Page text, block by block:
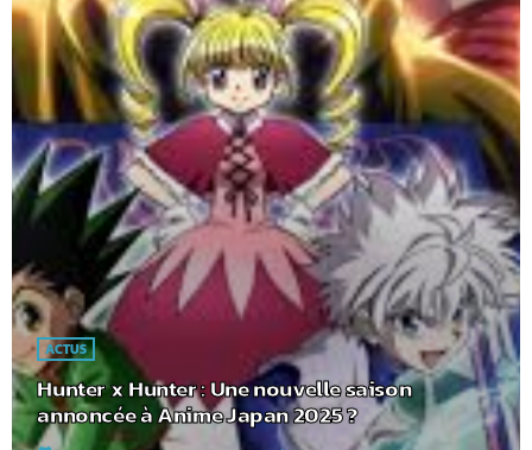
ACTUS
Hunter x Hunter : Une nouvelle saison
annoncée à Anime Japan 2025 ?